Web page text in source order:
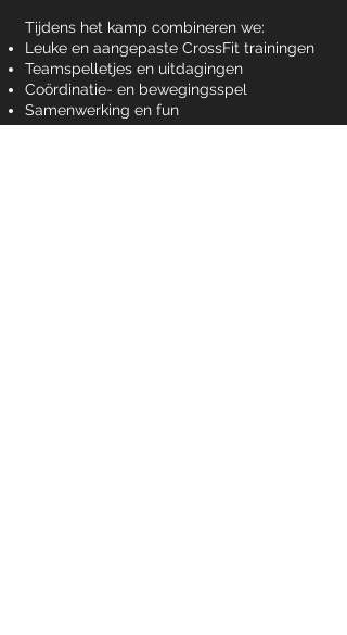
Tijdens het kamp combineren we:
Leuke en aangepaste CrossFit trainingen
Teamspelletjes en uitdagingen
Coördinatie- en bewegingsspel
Samenwerking en fun